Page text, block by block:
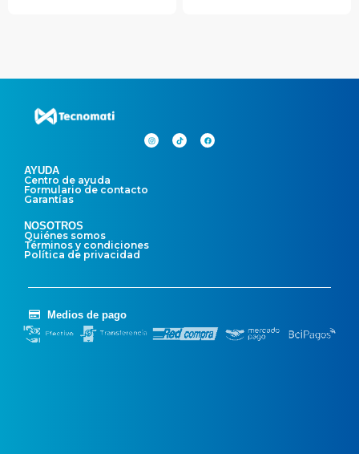
AYUDA
Centro de ayuda
Formulario de contacto
Garantías
NOSOTROS
Quiénes somos
Términos y condiciones
Política de privacidad
Medios de pago